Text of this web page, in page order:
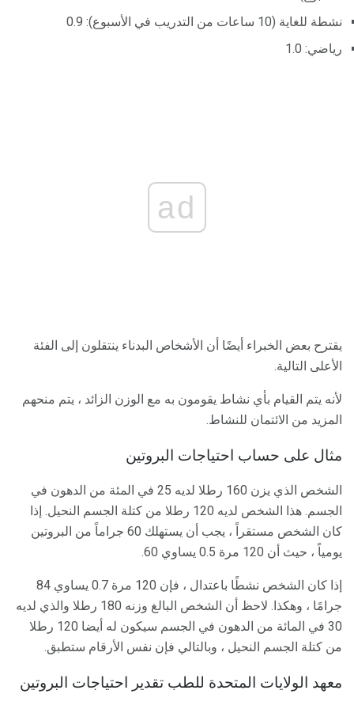
نشطة للغاية (10 ساعات من التدريب في الأسبوع): 0.9
رياضي: 1.0
ad
يقترح بعض الخبراء أيضًا أن الأشخاص البدناء ينتقلون إلى الفئة
الأعلى التالية.
لأنه يتم القيام بأي نشاط يقومون به مع الوزن الزائد ، يتم منحهم
المزيد من الائتمان للنشاط.
مثال على حساب احتياجات البروتين
الشخص الذي يزن 160 رطلا لديه 25 في المئة من الدهون في
الجسم. هذا الشخص لديه 120 رطلا من كتلة الجسم النحيل. إذا
كان الشخص مستقراً ، يجب أن يستهلك 60 جراماً من البروتين
يومياً ، حيث أن 120 مرة 0.5 يساوي 60.
إذا كان الشخص نشطًا باعتدال ، فإن 120 مرة 0.7 يساوي 84
جرامًا ، وهكذا. لاحظ أن الشخص البالغ وزنه 180 رطلا والذي لديه
30 في المائة من الدهون في الجسم سيكون له أيضا 120 رطلا
من كتلة الجسم النحيل ، وبالتالي فإن نفس الأرقام ستطبق.
معهد الولايات المتحدة للطب تقدير احتياجات البروتين